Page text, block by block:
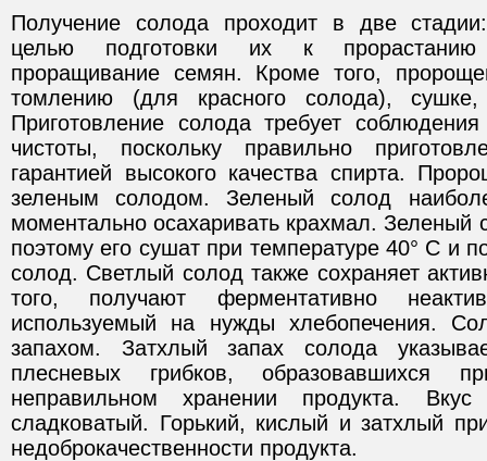
Получение солода проходит в две
целью подготовки их к прорастанию
проращивание семян. Кроме того,
томлению (для красного солода),
Приготовление солода требует
чистоты, поскольку правильно
гарантией высокого качества спирта.
зеленым солодом. Зеленый солод
моментально осахаривать крахмал. Зеленый
поэтому его сушат при температуре 40° С и
солод. Светлый солод также сохраняет
того, получают ферментативно
используемый на нужды хлебопечения.
запахом. Затхлый запах солода
плесневых грибков, образовавшихся
неправильном хранении продукта. Вкус
сладковатый. Горький, кислый и затхлый
недоброкачественности продукта.